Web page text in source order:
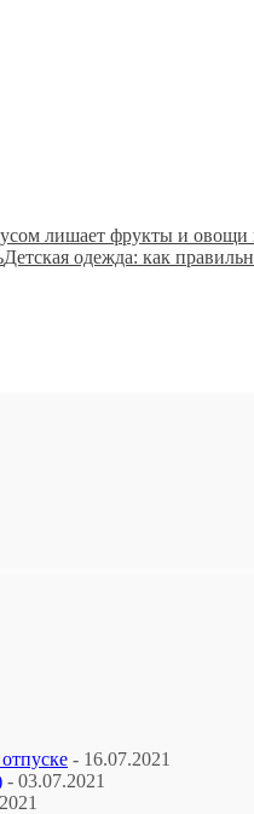
лишает фрукты и овощи
Детская одежда: как
- 16.07.2021
- 03.07.2021